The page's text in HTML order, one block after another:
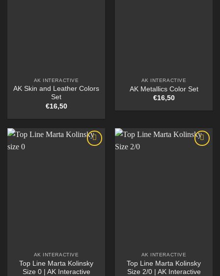
AK INTERACTIVE
AK Skin and Leather Colors
Set
€16,50
AK INTERACTIVE
AK Metallics Color Set
€16,50
AK INTERACTIVE
Top Line Marta Kolinsky
Size 0 | AK Interactive
AK INTERACTIVE
Top Line Marta Kolinsky
Size 2/0 | AK Interactive